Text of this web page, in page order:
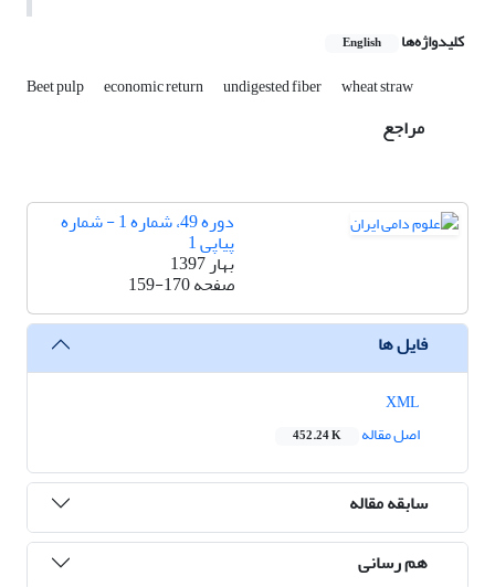
کلیدواژه‌ها English
Beet pulp economic return undigested fiber wheat straw
مراجع
دوره 49، شماره 1 - شماره
پیاپی 1
بهار 1397
صفحه159-170
فایل ها
اصل مقاله
452.24 K
سابقه مقاله
هم رسانی